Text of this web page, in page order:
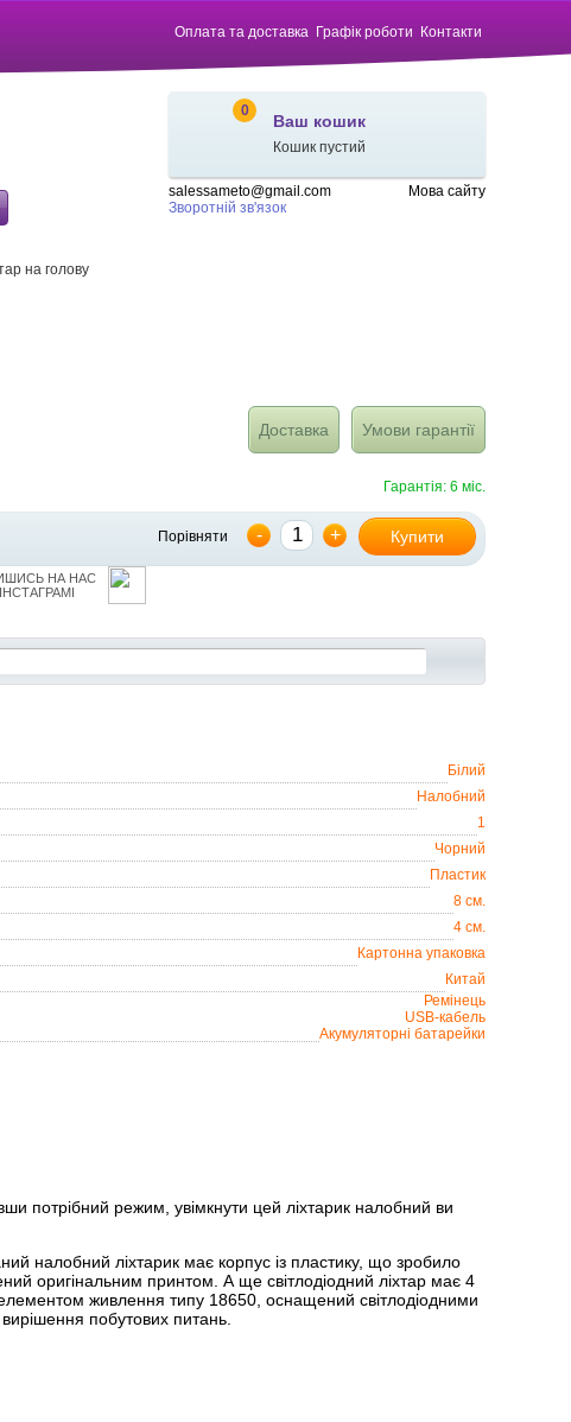
Оплата та доставка Графік роботи Контакти
0
Ваш кошик
Кошик пустий
salessameto@gmail.com
Зворотній зв'язок
Мова сайту
на голову
Доставка Умови гарантії
Гарантія: 6 міс.
Порівняти - + Купити
НА НАС
Білий
Налобний
1
Чорний
Пластик
8 см.
4 см.
Картонна упаковка
Китай
Ремінець
USB-кабель
Акумуляторні батарейки
потрібний режим, увімкнути цей ліхтарик налобний ви
налобний ліхтарик має корпус із пластику, що зробило
оригінальним принтом. А ще світлодіодний ліхтар має 4
живлення типу 18650, оснащений світлодіодними
побутових питань.